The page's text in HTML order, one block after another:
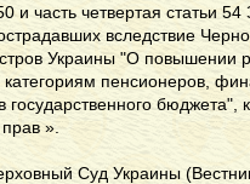
и часть четвертая статьи
вследствие
Украины "О повышении
пенсионеров,
государственного бюджета",
».
Суд Украины